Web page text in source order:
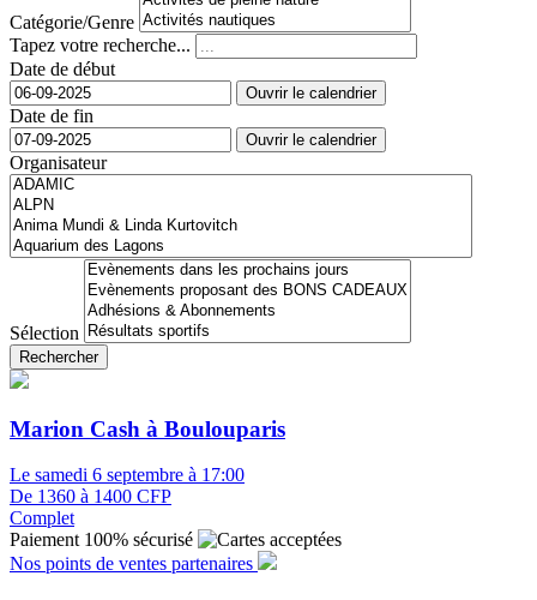
Catégorie/Genre
Tapez votre recherche...
Date de début
Ouvrir le calendrier
Date de fin
Ouvrir le calendrier
Organisateur
Sélection
Rechercher
Marion Cash à Boulouparis
Le samedi 6 septembre à 17:00
De 1360 à 1400 CFP
Complet
Paiement 100% sécurisé
Nos points de ventes partenaires